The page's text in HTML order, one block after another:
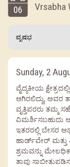
06 Vrsabha
Sunday, 2
ವೈದ್ಯಕೀಯ
ಆಗಿರಲಿದ್ದು, ಅವರ
ವೃತ್ತಿಪರರು ತಮ್ಮ
ವಿಮರ್ಶಿಸಬಹುದು
ಇತರರಲ್ಲಿ ಬೇಸರ
ಹಾರ್ಡ್‌ವೇರ್ ಮತ್ತು
ಶ್ರಮವನ್ನು
ತಾವು